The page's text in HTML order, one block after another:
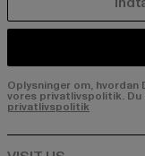
Oplysninger om,
vores privatlivspolitik.
privatlivspolitik